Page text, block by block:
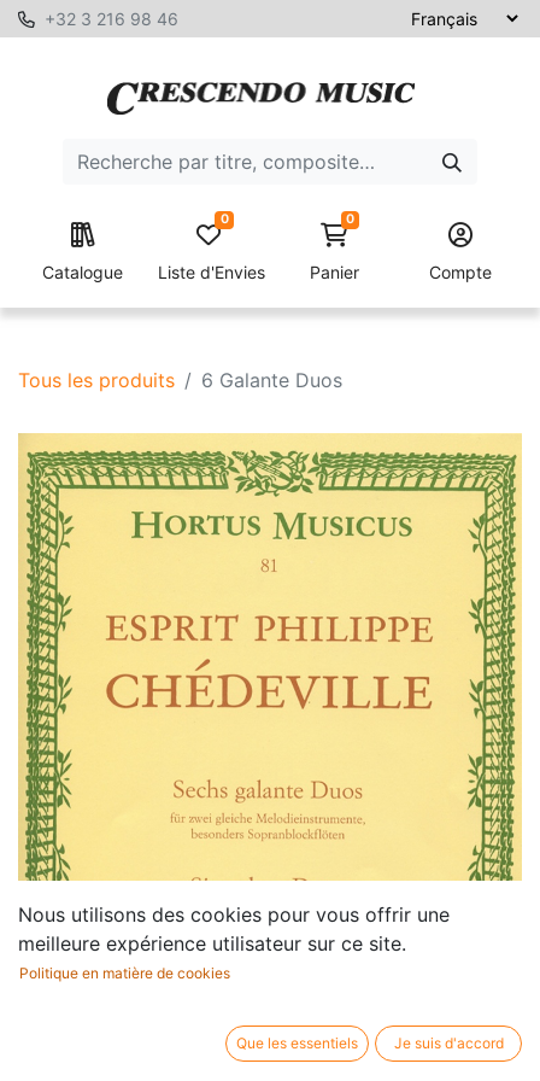
+32 3 216 98 46
Catalogue Liste d'Envies
0 0
Panier Compte
Tous les produits 6 Galante Duos
Nous utilisons des cookies pour vous offrir une
meilleure expérience utilisateur sur ce site.
Politique en matière de cookies
Que les essentiels Je suis d'accord